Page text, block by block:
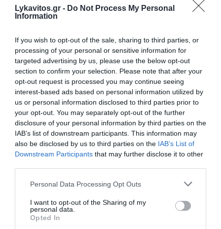
Lykavitos.gr - Do Not Process My Personal
Information
If you wish to opt-out of the sale, sharing to third parties, or
processing of your personal or sensitive information for
targeted advertising by us, please use the below opt-out
section to confirm your selection. Please note that after your
opt-out request is processed you may continue seeing
interest-based ads based on personal information utilized by
us or personal information disclosed to third parties prior to
your opt-out. You may separately opt-out of the further
disclosure of your personal information by third parties on the
IAB’s list of downstream participants. This information may
also be disclosed by us to third parties on the IAB’s List of
Downstream Participants that may further disclose it to other
Please note that this website/app uses one or more Google
not limited to your visit or usage behaviour. You may click to
grant or deny consent to Google and its third-party tags to
use your data for below specified purposes in below Google
Personal Data Processing Opt Outs
I want to opt-out of the Sharing of my
personal data.
Opted In
Βόλος: 26χρονος απείλησε τη μητέρα του ότι
θα τη σφάξει και πλακώθηκε στο ξύλο με τον
Θύματα των βίαιων εκρήξεων ενός 26χρονου έπεσαν η
στον Βόλο, έπειτα από καβγά που ξέσπασε με αφορμή το
πρωινό που θα έτρωγαν τα...